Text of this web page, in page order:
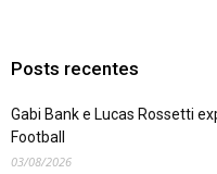
Posts recentes
Gabi Bank e Lucas Rossetti
Football
03/08/2026